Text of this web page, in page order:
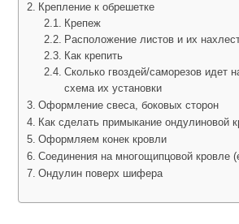
Крепление к обрешетке
Крепеж
Расположение листов и их
Как крепить
Сколько гвоздей/саморезов идет
схема их установки
Оформление свеса, боковых сторон
Как сделать примыкание ондулиновой
Оформляем конек кровли
Соединения на многощипцовой кровле
Ондулин поверх шифера